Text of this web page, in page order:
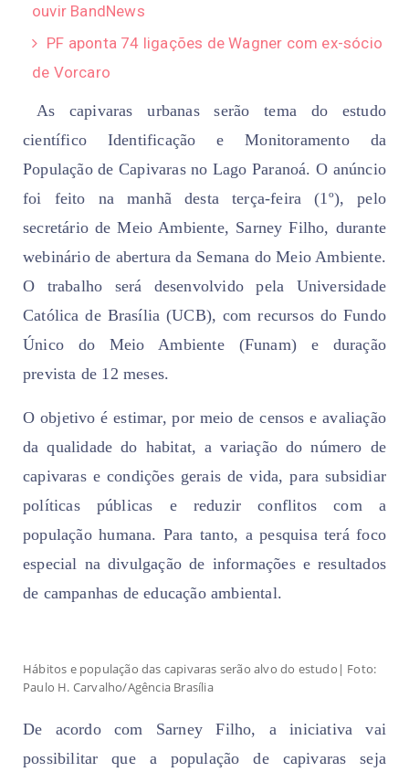
ouvir BandNews
PF aponta 74 ligações de Wagner com ex-sócio
de Vorcaro
As capivaras urbanas serão tema do estudo
científico
Identificação e Monitoramento da
População de Capivaras no Lago Paranoá. O anúncio
foi feito na manhã desta terça-feira (1º), pelo
secretário de Meio Ambiente, Sarney Filho, durante
webinário de abertura da Semana do Meio Ambiente.
O trabalho será desenvolvido pela Universidade
Católica de Brasília (UCB), com recursos do Fundo
Único do Meio Ambiente (Funam) e duração
prevista de 12 meses.
O objetivo é estimar, por meio de censos e avaliação
da qualidade do habitat, a variação do número de
capivaras e condições gerais de vida, para subsidiar
políticas públicas e reduzir conflitos com a
população humana. Para tanto, a pesquisa terá foco
especial na divulgação de informações e resultados
de campanhas de educação ambiental.
Hábitos e população das capivaras serão alvo do estudo| Foto:
Paulo H. Carvalho/Agência Brasília
De acordo com Sarney Filho, a iniciativa vai
possibilitar que a população de capivaras seja